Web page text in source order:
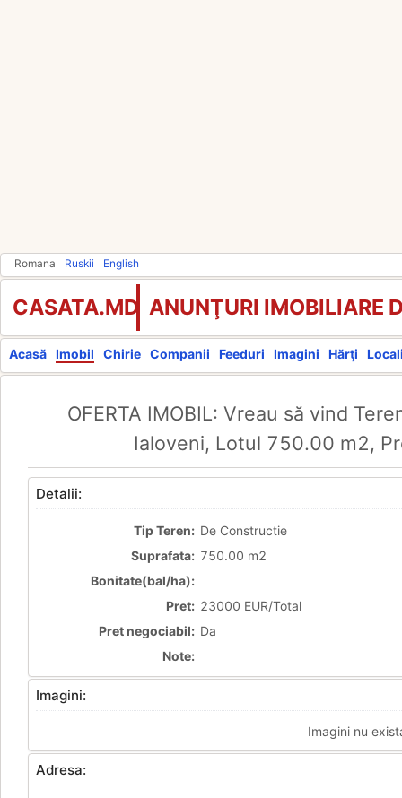
Romana Ruskii English
CASATA.MD ANUNŢURI IMOBILIARE
Acasă Imobil Chirie Companii Feeduri Imagini Hărţi
OFERTA IMOBIL: Vreau să vind
Ialoveni, Lotul 750.00 m2,
Detalii:
Tip Teren: De Constructie
Suprafata: 750.00 m2
Bonitate(bal/ha):
Pret: 23000 EUR/Total
Pret negociabil: Da
Note:
Imagini:
Imagini nu
Adresa: